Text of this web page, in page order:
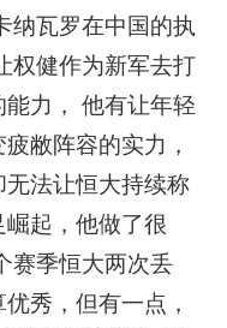
纳瓦罗在中国的执
权健作为新军去打
力， 他有让年轻
敝阵容的实力，
法让恒大持续称
起，他做了很
赛季恒大两次丢
秀，但有一点，